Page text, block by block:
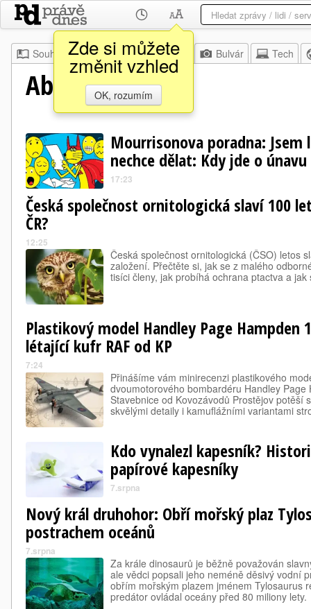
Zde si můžete
změnit vzhled
OK, rozumím
Souhrn Moje Z domova Bulvár Tech
Abicko.cz
Mourrisonova poradna: Jsem
nechce dělat: Kdy jde o
17:23
Česká společnost ornitologická slaví 100
ČR?
12:25
Česká společnost ornitologická (ČSO) letos
založení. Přečtěte si, jak se z malého
tisíci členy, jak probíhá ochrana ptactva a jak
Plastikový model Handley Page Hampden
létající kufr RAF od KP
7:24
Přinášíme vám minirecenzi plastikového
dvoumotorového bombardéru Handley
Stavebnice od Kovozávodů Prostějov potěší
skvělými detaily i kamuflážními variantami
Kdo vynalezl kapesník?
papírové kapesníky
7.srpna
Nový král druhohor: Obří mořský plaz
postrachem oceánů
7.srpna
Za krále dinosaurů je běžně považován
ale vědci popsali jeho neméně děsivý vodní
obřím mořským plazem jménem Tylosaurus
predátor ovládal oceány před 80 miliony lety.